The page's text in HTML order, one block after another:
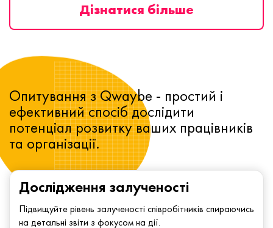
Дізнатися більше
Дослідження залученості
Підвищуйте рівень залученості співробітників спираючись
на детальні звіти з фокусом на дії.
Опитування з Qwaybe - простий і
ефективний спосіб дослідити
потенціал розвитку ваших працівників
та організації.